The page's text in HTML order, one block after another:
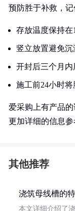
预防胜于补救，记
存放温度保持
竖立放置避免沉
开封后三个月内
施工前24小时
爱采购上有产品
更加详细的信息参
其他推荐
浇筑母线槽的
本文详细介绍了